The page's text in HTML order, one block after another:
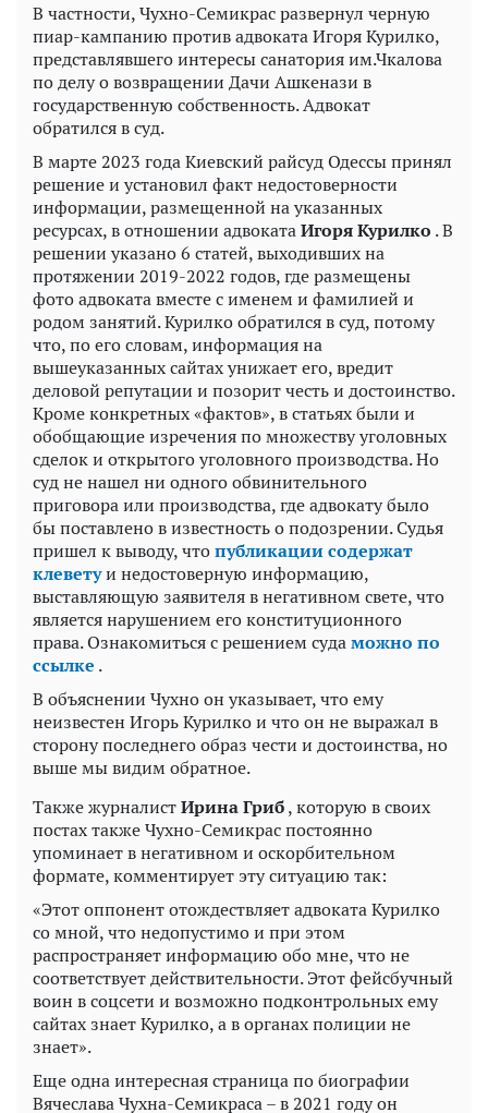
В частности, Чухно-Семикрас развернул черную
пиар-кампанию против адвоката Игоря Курилко,
представлявшего интересы санатория им.Чкалова
по делу о возвращении Дачи Ашкенази в
государственную собственность. Адвокат
обратился в суд.
В марте 2023 года Киевский райсуд Одессы принял
решение и установил факт недостоверности
информации, размещенной на указанных
ресурсах, в отношении адвокатаИгоря Курилко . В
решении указано 6 статей, выходивших на
протяжении 2019-2022 годов, где размещены
фото адвоката вместе с именем и фамилией и
родом занятий. Курилко обратился в суд, потому
что, по его словам, информация на
вышеуказанных сайтах унижает его, вредит
деловой репутации и позорит честь и достоинство.
Кроме конкретных «фактов», в статьях были и
обобщающие изречения по множеству уголовных
сделок и открытого уголовного производства. Но
суд не нашел ни одного обвинительного
приговора или производства, где адвокату было
бы поставлено в известность о подозрении. Судья
пришел к выводу, чтопубликации содержат
клеветуи недостоверную информацию,
выставляющую заявителя в негативном свете, что
является нарушением его конституционного
права. Ознакомиться с решением судаможно по
ссылке .
В объяснении Чухно он указывает, что ему
неизвестен Игорь Курилко и что он не выражал в
сторону последнего образ чести и достоинства, но
выше мы видим обратное.
Также журналистИрина Гриб, которую в своих
постах также Чухно-Семикрас постоянно
упоминает в негативном и оскорбительном
формате, комментирует эту ситуацию так:
«Этот оппонент отождествляет адвоката Курилко
со мной, что недопустимо и при этом
распространяет информацию обо мне, что не
соответствует действительности. Этот фейсбучный
воин в соцсети и возможно подконтрольных ему
сайтах знает Курилко, а в органах полиции не
знает».
Еще одна интересная страница по биографии
Вячеслава Чухна-Семикраса – в 2021 году он